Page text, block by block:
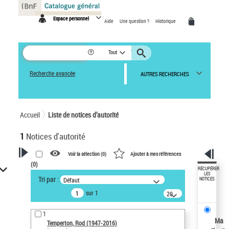
Espace personnel Aide Une question ? Historique
Tout
Recherche avancée AUTRES RECHERCHES
Accueil Liste de notices d’autorité
1 Notices d'autorité
VOTRE RECHERCHE
Recherche avancée dans les
notices d’autorité
Œuvres liées à l'auteur :
Temperton, Rod (1947-2016)
Voir la sélection (0) Ajouter à mes références
(0)
Tri par : Défaut
sur 1
20
résultats/page
1
Temperton, Rod (1947-2016)
RÉCUPÉRER
LES
NOTICES
Ma
Panneau de gestion des cookies